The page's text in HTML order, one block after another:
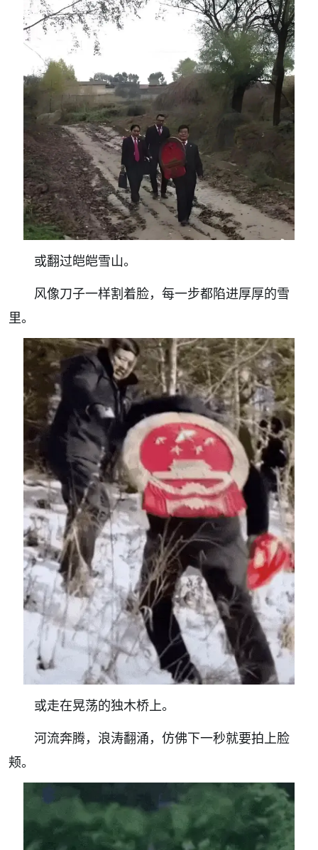
或翻过皑皑雪山。
风像刀子一样割着脸，每一步都陷进厚厚的雪
里。
或走在晃荡的独木桥上。
河流奔腾，浪涛翻涌，仿佛下一秒就要拍上脸
颊。